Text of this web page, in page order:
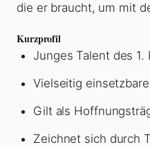
die er braucht, um mit
Kurzprofil
Junges Talent des 1.
Vielseitig
Gilt als
Zeichnet sich durch